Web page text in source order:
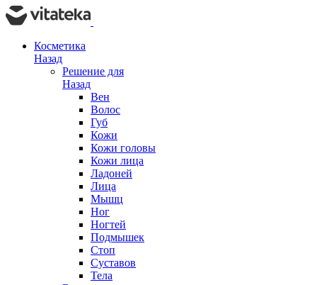
Косметика
Назад
Решение для
Назад
Вен
Волос
Губ
Кожи
Кожи головы
Кожи лица
Ладоней
Лица
Мышц
Ног
Ногтей
Подмышек
Стоп
Суставов
Тела